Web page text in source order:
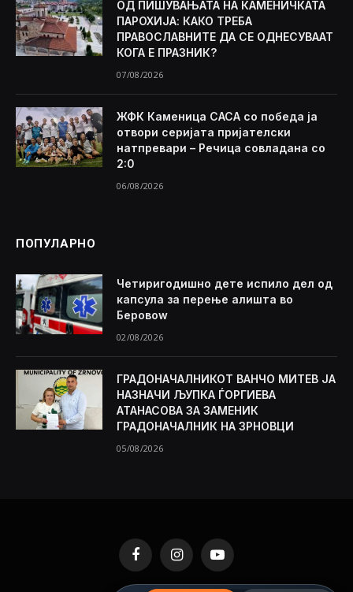
ОД ПИШУВАЊАТА НА КАМЕНИЧКАТА
ПАРОХИЈА: КАКО ТРЕБА
ПРАВОСЛАВНИТЕ ДА СЕ ОДНЕСУВААТ
КОГА Е ПРАЗНИК?
07/08/2026
ЖФК Каменица САСА со победа ја
отвори серијата пријателски
натпревари – Речица совладана со
2:0
06/08/2026
ПОПУЛАРНО
Четиригодишно дете испило дел од
капсула за перење алишта во
Беровоw
02/08/2026
ГРАДОНАЧАЛНИКОТ ВАНЧО МИТЕВ ЈА
НАЗНАЧИ ЉУПКА ЃОРГИЕВА
АТАНАСОВА ЗА ЗАМЕНИК
ГРАДОНАЧАЛНИК НА ЗРНОВЦИ
05/08/2026
FacebookInstagramYouTube